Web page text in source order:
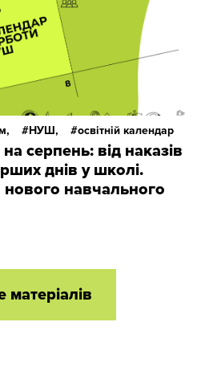
НУШ, освітній календар
серпень: від наказів
днів у школі.
нового навчального
матеріалів